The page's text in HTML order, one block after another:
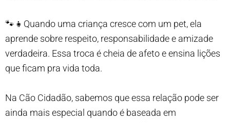
🐾👧Quando uma criança cresce com um pet, ela
aprende sobre respeito, responsabilidade e amizade
verdadeira. Essa troca é cheia de afeto e ensina lições
que ficam pra vida toda.
Na Cão Cidadão, sabemos que essa relação pode ser
ainda mais especial quando é baseada em